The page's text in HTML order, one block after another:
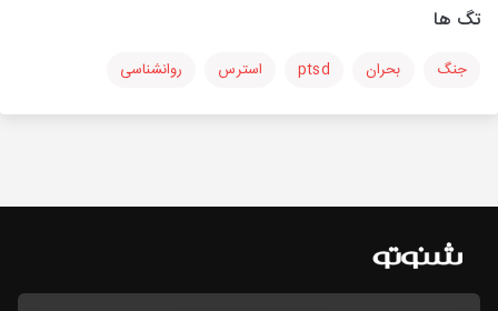
تگ ها
جنگ بحران ptsd استرس روانشناسی